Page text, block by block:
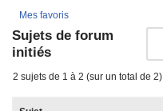
Mes favoris
Sujets de forum
initiés
2 sujets de 1 à 2 (sur un total de 2)